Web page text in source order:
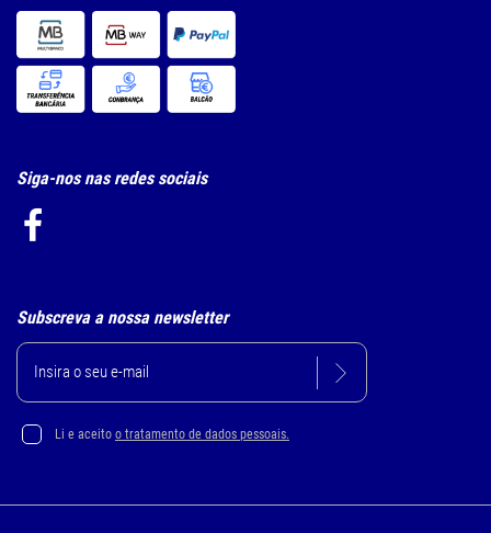
Siga-nos nas redes sociais
Subscreva a nossa newsletter
Li e aceito o tratamento de dados pessoais.